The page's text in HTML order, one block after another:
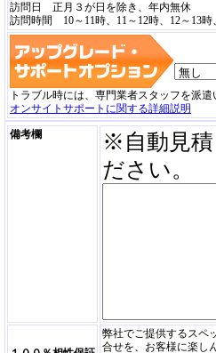
訪問日 正月３が日を除き、年内無休
訪問時間 10～11時、11～12時、12～13時
トラブル時には、専門業者スタッフを派遣
オンサイトサポートに関する詳細説明
備考欄
※自動見
ださい。
弊社でご提供するスペ
合せを、お客様に楽し